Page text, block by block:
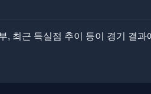
최근 득실점 추이 등이 경기 결